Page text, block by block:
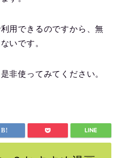
用できるのですから、無
いです。
非使ってみてください。